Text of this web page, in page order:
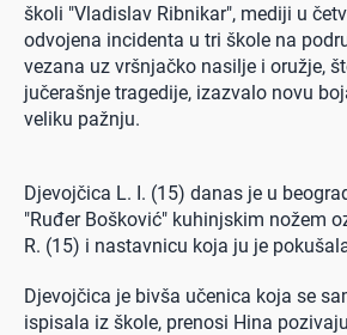
školi "Vladislav Ribnikar", mediji u
odvojena incidenta u tri škole na
vezana uz vršnjačko nasilje i oružje,
jučerašnje tragedije, izazvalo novu
veliku pažnju.
Djevojčica L. I. (15) danas je u
"Ruđer Bošković" kuhinjskim nožem
R. (15) i nastavnicu koja ju je
Djevojčica je bivša učenica koja se
ispisala iz škole, prenosi Hina